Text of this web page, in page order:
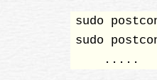
sudo
sudo
    .....